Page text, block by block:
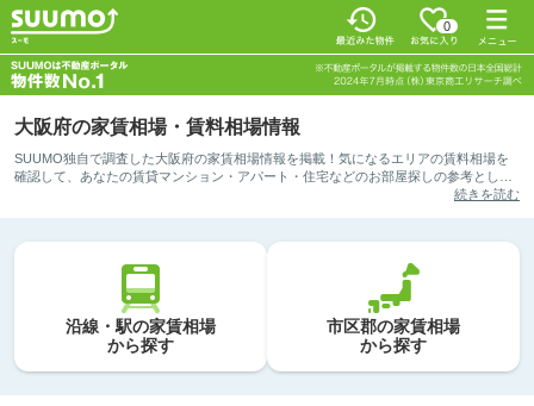
0
大阪府の家賃相場・賃料相場情報
SUUMO独自で調査した大阪府の家賃相場情報を掲載！気になるエリアの賃料相場を
確認して、あなたの賃貸マンション・アパート・住宅などのお部屋探しの参考として
続きを読む
沿線・駅の家賃相場
から探す
市区郡の家賃相場
から探す